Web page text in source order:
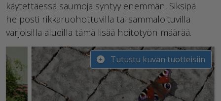
käytettäessä saumoja syntyy enemmän. Siksipä
helposti rikkaruohottuvilla tai sammaloituvilla
varjoisilla alueilla tämä lisää hoitotyön määrää.
Tutustu kuvan tuotteisiin